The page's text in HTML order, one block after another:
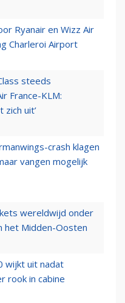
Ryanair en Wizz Air
Charleroi Airport
steeds
France-KLM:
zich uit’
crash klagen
vangen mogelijk
wereldwijd onder
het Midden-Oosten
wijkt uit nadat
rook in cabine